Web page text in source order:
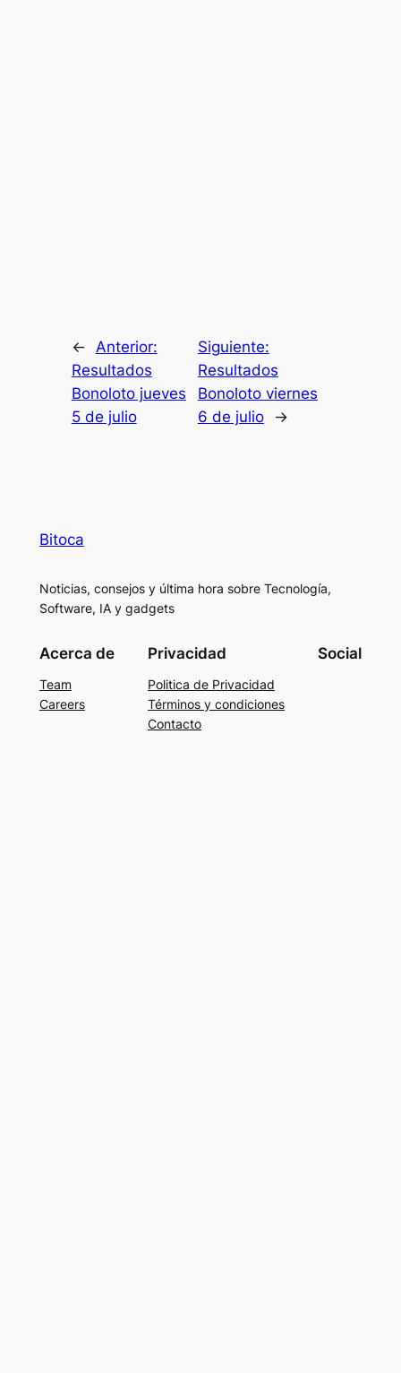
← Anterior:
Resultados
Bonoloto jueves
5 de julio
Siguiente:
Resultados
Bonoloto viernes
6 de julio
→
Bitoca
Noticias, consejos y última hora sobre Tecnología,
Software, IA y gadgets
Acerca de
Team
Careers
Privacidad
Politica de Privacidad
Términos y condiciones
Contacto
Social